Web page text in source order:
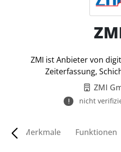
ZMI ist Anbieter von
Zeiterfassung,
ZMI
nicht
Merkmale Funktionen